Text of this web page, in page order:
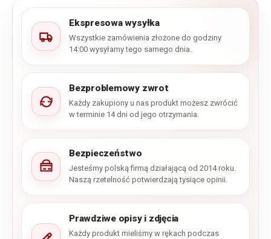
Ekspresowa wysyłka
Wszystkie zamówienia złożone do godziny
14:00 wysyłamy tego samego dnia.
Bezproblemowy zwrot
Każdy zakupiony u nas produkt możesz zwrócić
w terminie 14 dni od jego otrzymania.
Bezpieczeństwo
Jesteśmy polską firmą działającą od 2014 roku.
Naszą rzetelność potwierdzają tysiące opinii.
Prawdziwe opisy i zdjęcia
Każdy produkt mieliśmy w rękach podczas